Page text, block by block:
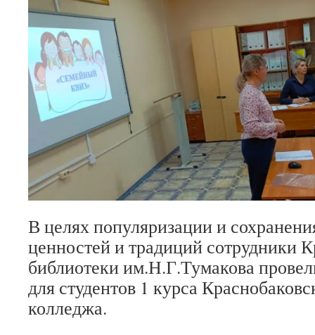
В целях популяризации и
ценностей и традиций сотрудники
библиотеки им.Н.Г.Тумакова
для студентов 1 курса
колледжа.